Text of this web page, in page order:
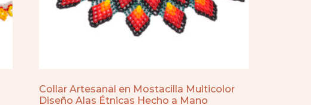
Collar Artesanal en Mostacilla Multicolor
Diseño Alas Étnicas Hecho a Mano